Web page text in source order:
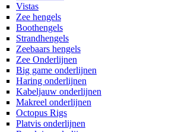
Vistas
Zee hengels
Boothengels
Strandhengels
Zeebaars hengels
Zee Onderlijnen
Big game onderlijnen
Haring onderlijnen
Kabeljauw onderlijnen
Makreel onderlijnen
Octopus Rigs
Platvis onderlijnen